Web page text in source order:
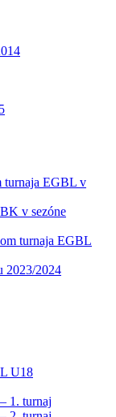
turnaja EGBL v
v sezóne
turnaja EGBL
2023/2024
U18
1. turnaj